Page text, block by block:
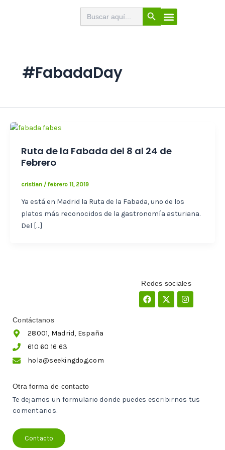
Menú
Buscar: Botón de búsqueda
#FabadaDay
Ruta de la Fabada del 8 al 24 de
Febrero
cristian / febrero 11, 2019
Ya está en Madrid la Ruta de la Fabada, uno de los
platos más reconocidos de la gastronomía asturiana.
Del […]
Redes sociales
Facebook
X-
twitter
Instagram
Contáctanos
28001, Madrid, España
610 60 16 63
hola@seekingdog.com
Otra forma de contacto
Te dejamos un formulario donde puedes escribirnos tus
comentarios.
Contacto